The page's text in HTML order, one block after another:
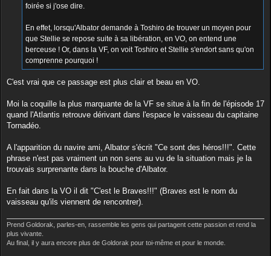
foirée si j'ose dire.
En effet, lorsqu'Albator demande à Toshiro de trouver un moyen pour
que Stellie se repose suite à sa libération, en VO, on entend une
berceuse ! Or, dans la VF, on voit Toshiro et Stellie s'endort sans qu'on
comprenne pourquoi !
C'est vrai que ce passage est plus clair et beau en VO.
Moi la coquille la plus marquante de la VF se situe à la fin de l'épisode 17
quand l'Atlantis retrouve dérivant dans l'espace le vaisseau du capitaine
Tornadéo.
A l'apparition du navire ami, Albator s'écrit "Ce sont des héros!!!". Cette
phrase n'est pas vraiment un non sens au vu de la situation mais je la
trouvais surprenante dans la bouche d'Albator.
En fait dans la VO il dit "C'est le Braves!!!" (Braves est le nom du
vaisseau qu'ils viennent de rencontrer).
Prend Goldorak, parles-en, rassemble les gens qui partagent cette passion et rend la
plus vivante.
Au final, il y aura encore plus de Goldorak pour toi-même et pour le monde.